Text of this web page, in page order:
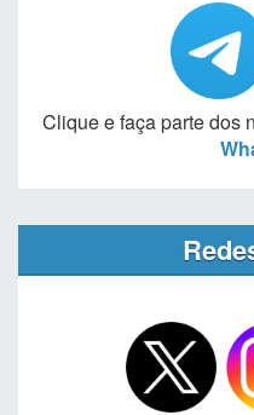
Clique e faça parte dos